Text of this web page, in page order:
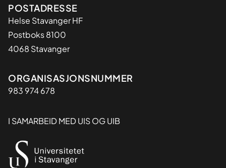
Adresse
POSTADRESSE
Helse Stavanger HF
Postboks 8100
4068 Stavanger
Organisasjon
ORGANISASJONSNUMMER
983 974 678
I SAMARBEID MED UIS OG UIB